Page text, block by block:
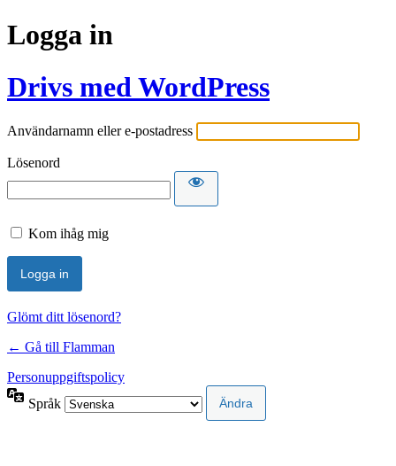
Logga in
Drivs med WordPress
Användarnamn eller e-postadress
Lösenord
Kom ihåg mig
Glömt ditt lösenord?
← Gå till Flamman
Personuppgiftspolicy
Språk